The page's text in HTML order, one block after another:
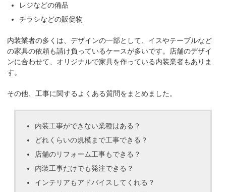
レジなどの備品
チラシなどの販促物
内装業者の多くは、デザインの一部として、イスやテーブルなど
の家具の依頼も請け負っているケースが多いです。店舗のデザイ
ンに合わせて、オリジナルで家具を作っている内装業者もありま
す。
その他、工事に関するよくある質問をまとめました。
内装工事ができない業種はある？
どれくらいの規模まで工事できる？
店舗のリフォーム工事もできる？
内装工事だけでも発注できる？
インテリアもアドバイスしてくれる？